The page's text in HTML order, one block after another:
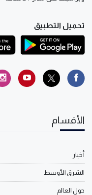
تحميل التطبيق
الأقسام
أخبار
الشرق الأوسط
حول العالم